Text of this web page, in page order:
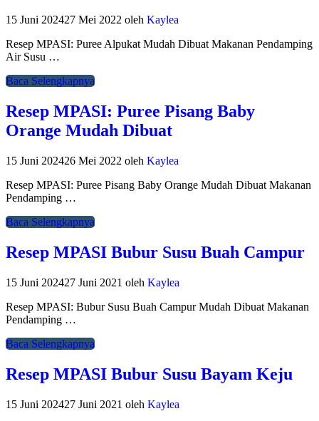
15 Juni 202427 Mei 2022 oleh Kaylea
Resep MPASI: Puree Alpukat Mudah Dibuat Makanan Pendamping
Air Susu …
Baca Selengkapnya
Resep MPASI: Puree Pisang Baby
Orange Mudah Dibuat
15 Juni 202426 Mei 2022 oleh Kaylea
Resep MPASI: Puree Pisang Baby Orange Mudah Dibuat Makanan
Pendamping …
Baca Selengkapnya
Resep MPASI Bubur Susu Buah Campur
15 Juni 202427 Juni 2021 oleh Kaylea
Resep MPASI: Bubur Susu Buah Campur Mudah Dibuat Makanan
Pendamping …
Baca Selengkapnya
Resep MPASI Bubur Susu Bayam Keju
15 Juni 202427 Juni 2021 oleh Kaylea